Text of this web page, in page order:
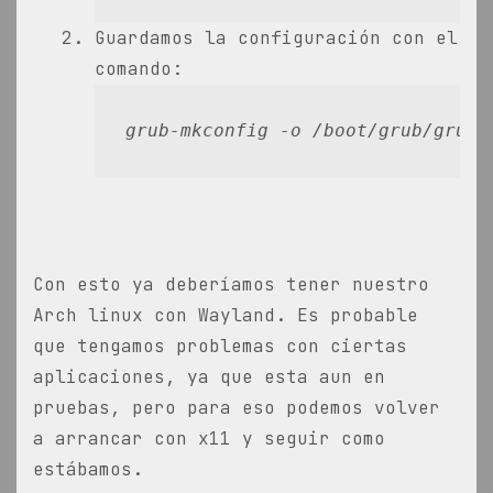
Guardamos la configuración con el
comando:
grub-mkconfig -o /boot/grub/
Con esto ya deberíamos tener nuestro
Arch linux con Wayland. Es probable
que tengamos problemas con ciertas
aplicaciones, ya que esta aun en
pruebas, pero para eso podemos volver
a arrancar con x11 y seguir como
estábamos.